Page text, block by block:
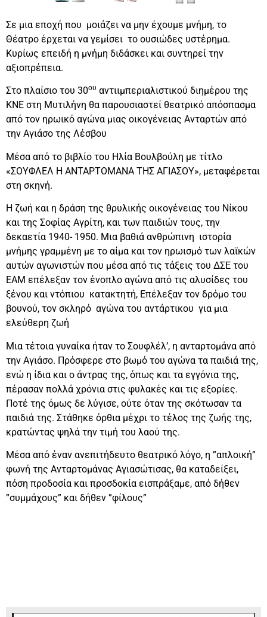
Σε μια εποχή που μοιάζει να μην έχουμε μνήμη, το
Θέατρο έρχεται να γεμίσει το ουσιώδες υστέρημα.
Κυρίως επειδή η μνήμη διδάσκει και συντηρεί την
αξιοπρέπεια.
Στο πλαίσιο του 30ου αντιιμπεριαλιστικού διημέρου της
ΚΝΕ στη Μυτιλήνη θα παρουσιαστεί θεατρικό απόσπασμα
από τον ηρωικό αγώνα μιας οικογένειας Ανταρτών από
την Αγιάσο της Λέσβου
Μέσα από το βιβλίο του Ηλία Βουλβούλη με τίτλο
«ΣΟΥΦΛΕΛ Η ΑΝΤΑΡΤΟΜΑΝΑ ΤΗΣ ΑΓΙΑΣΟΥ», μεταφέρεται
στη σκηνή.
Η ζωή και η δράση της θρυλικής οικογένειας του Νίκου
και της Σοφίας Αγρίτη, και των παιδιών τους, την
δεκαετία 1940- 1950. Μια βαθιά ανθρώπινη ιστορία
μνήμης γραμμένη με το αίμα και τον ηρωισμό των λαϊκών
αυτών αγωνιστών που μέσα από τις τάξεις του ΔΣΕ του
ΕΑΜ επέλεξαν τον ένοπλο αγώνα από τις αλυσίδες του
ξένου και ντόπιου κατακτητή, Επέλεξαν τον δρόμο του
βουνού, τον σκληρό αγώνα του αντάρτικου για μια
ελεύθερη ζωή
Μια τέτοια γυναίκα ήταν το Σουφλέλ’, η ανταρτομάνα από
την Αγιάσο. Πρόσφερε στο βωμό του αγώνα τα παιδιά της,
ενώ η ίδια και ο άντρας της, όπως και τα εγγόνια της,
πέρασαν πολλά χρόνια στις φυλακές και τις εξορίες.
Ποτέ της όμως δε λύγισε, ούτε όταν της σκότωσαν τα
παιδιά της. Στάθηκε όρθια μέχρι το τέλος της ζωής της,
κρατώντας ψηλά την τιμή του λαού της.
Μέσα από έναν ανεπιτήδευτο θεατρικό λόγο, η ”απλοική”
φωνή της Ανταρτομάνας Αγιασώτισας, θα καταδείξει,
πόση προδοσία και προσδοκία εισπράξαμε, από δήθεν
”συμμάχους” και δήθεν ”φίλους”